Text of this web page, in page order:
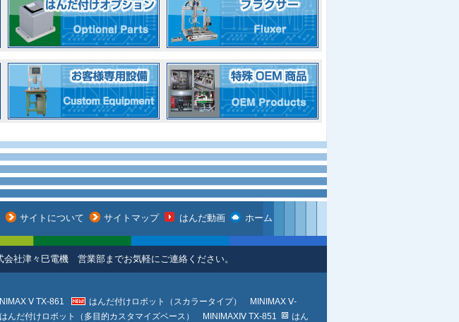
サイトについて サイトマップ はんだ動画 ホーム
社津々巳電機 営業部までお気軽にご連絡ください。
Ⅴ TX-861
はんだ付けロボット（スカラータイプ） MINIMAX Ⅴ-
はんだ付けロボット（多目的カスタマイズベース） MINIMAXⅣ TX-851
はん